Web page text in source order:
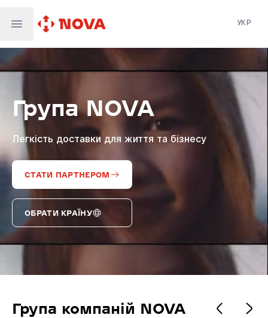
Nova Global
Nova Digital
Supernova Airlines
УКР
Група NOVA
Легкість доставки для життя та бізнесу
СТАТИ ПАРТНЕРОМ
ОБРАТИ КРАЇНУ
Група компаній NOVA